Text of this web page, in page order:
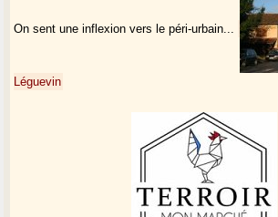
On sent une inflexion vers le péri-urbain...
Léguevin